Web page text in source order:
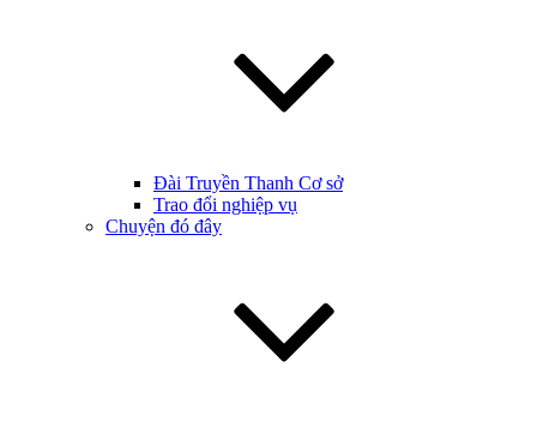
Đài Truyền Thanh Cơ sở
Trao đổi nghiệp vụ
Chuyện đó đây